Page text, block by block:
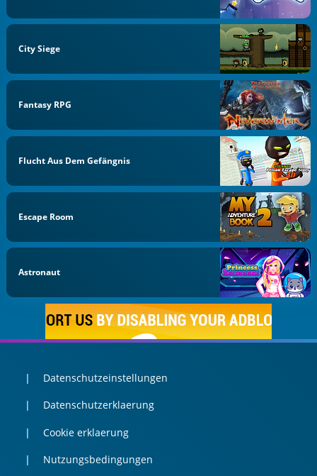
City Siege
Fantasy RPG
Flucht Aus Dem Gefängnis
Escape Room
Astronaut
Datenschutzeinstellungen
Datenschutzerklaerung
Cookie erklaerung
Nutzungsbedingungen